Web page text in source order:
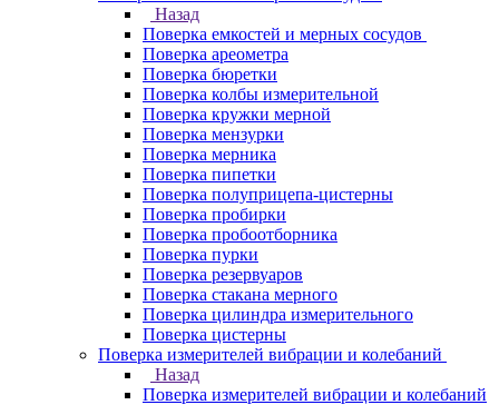
Назад
Поверка емкостей и мерных сосудов
Поверка ареометра
Поверка бюретки
Поверка колбы измерительной
Поверка кружки мерной
Поверка мензурки
Поверка мерника
Поверка пипетки
Поверка полуприцепа-цистерны
Поверка пробирки
Поверка пробоотборника
Поверка пурки
Поверка резервуаров
Поверка стакана мерного
Поверка цилиндра измерительного
Поверка цистерны
Поверка измерителей вибрации и колебаний
Назад
Поверка измерителей вибрации и колебаний